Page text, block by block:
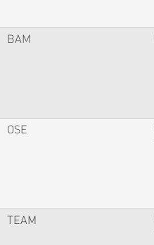
BAM
OSE
TEAM